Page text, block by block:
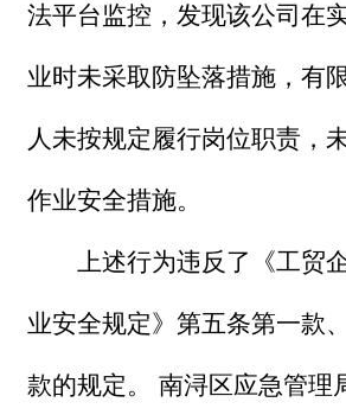
法平台监控，发现该公司在
业时未采取防坠落措施，有
人未按规定履行岗位职责，
作业安全措施。
上述行为违反了《工贸
业安全规定》第五条第一款
款的规定。 南浔区应急管理